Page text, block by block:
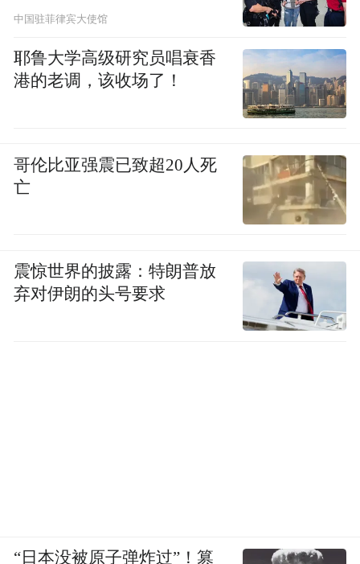
3月减少了38.2%，高于其他城市等级，其中
北京降幅达49.3%，居全国首位。
图片来源：智联招聘
中国驻菲律宾大使馆
耶鲁大学高级研究员唱衰香
港的老调，该收场了！
哥伦比亚强震已致超20人死
亡
震惊世界的披露：特朗普放
弃对伊朗的头号要求
“日本没被原子弹炸过”！篡